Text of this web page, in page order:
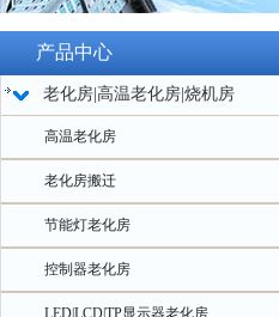
产品中心
老化房|高温老化房|烧机房
高温老化房
老化房搬迁
节能灯老化房
控制器老化房
LED|LCD|TP显示器老化房